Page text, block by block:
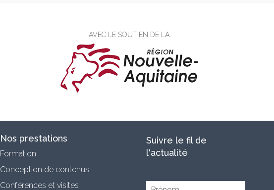
AVEC LE SOUTIEN DE LA
Nos prestations
Formation
Conception de contenus
Conférences et visites
Suivre le fil de
l'actualité